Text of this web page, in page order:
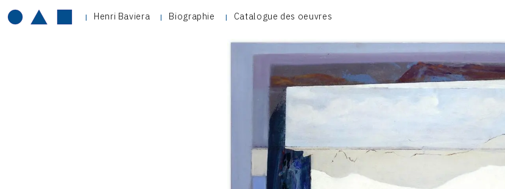
Henri Baviera Biographie Catalogue des oeuvresCATALOGUE DES OEUVRES
TOME 2 : GRAVURES
CONTACT